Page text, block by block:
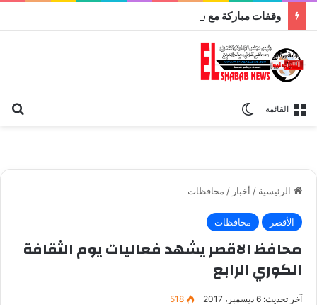
القائمة
الرئيسية / أخبار / محافظات
الأقصر محافظات
محافظ الاقصر يشهد فعاليات يوم الثقافة
الكوري الرابع
آخر تحديث: 6 ديسمبر، 2017 518